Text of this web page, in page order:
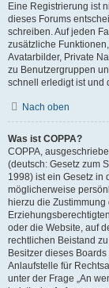
Eine Registrierung ist
dieses Forums
schreiben. Auf jeden
zusätzliche
Avatarbilder, Private
zu Benutzergruppen
schnell erledigt ist und
Nach oben
Was ist COPPA?
COPPA,
(deutsch: Gesetz zum
1998) ist ein Gesetz in
möglicherweise
hierzu die
oder die Website, auf
rechtlichen Beistand
Besitzer dieses
Anlaufstelle für
unter der Frage „An